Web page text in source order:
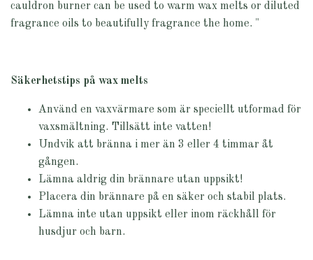
cauldron burner can be used to warm wax melts or diluted
fragrance oils to beautifully fragrance the home. "
Säkerhetstips på wax melts
Använd en vaxvärmare som är speciellt utformad för
vaxsmältning. Tillsätt inte vatten!
Undvik att bränna i mer än 3 eller 4 timmar åt
gången.
Lämna aldrig din brännare utan uppsikt!
Placera din brännare på en säker och stabil plats.
Lämna inte utan uppsikt eller inom räckhåll för
husdjur och barn.